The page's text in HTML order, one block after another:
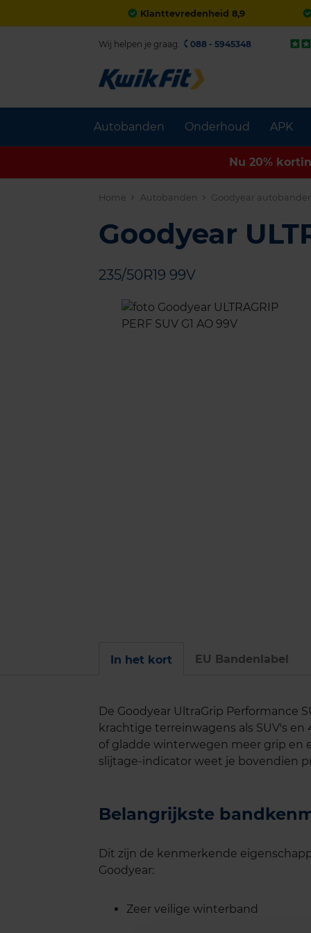
Klanttevredenheid 8,9
Autobanden Onderhoud APK
Wij helpen je graag. 088 - 5945348
Nu 20%
Home Autobanden Goodyear
Goodyear
235/50R19 99V
In het kort EU Bandenlabel
De Goodyear UltraGrip Performance
krachtige terreinwagens als SUV's
of gladde winterwegen meer grip en
slijtage-indicator weet je bovendien
Belangrijkste
Dit zijn de kenmerkende
Goodyear:
Zeer veilige winterband